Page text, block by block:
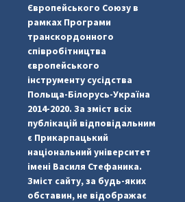
Європейського Союзу в
рамках Програми
транскордонного
співробітництва
європейського
інструменту сусідства
Польща-Білорусь-Україна
2014-2020. За зміст всіх
публікацій відповідальним
є Прикарпацький
національний університет
імені Василя Стефаника.
Зміст сайту, за будь-яких
обставин, не відображає